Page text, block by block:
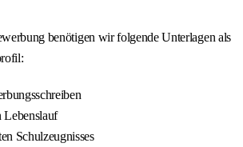
benötigen wir folgende Unterlagen als
Lebenslauf
Schulzeugnisses